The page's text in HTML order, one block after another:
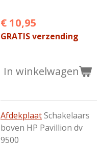
€ 10,95
GRATIS verzending
In winkelwagen
AfdekplaatSchakelaars
boven HP Pavillion dv
9500